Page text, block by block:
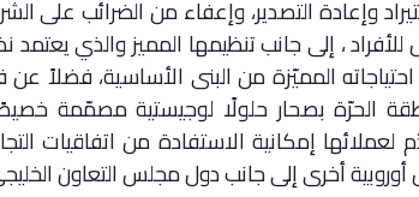
للأفراد ، إلى جانب تنظيمها المميز والذي
المميّزة من البنى الأساسية، فضلاً
الحرّة بصحار حلولًا لوجيستية مصمّمة
لعملائها إمكانية الاستفادة من اتفاقيات
أخرى إلى جانب دول مجلس التعاون